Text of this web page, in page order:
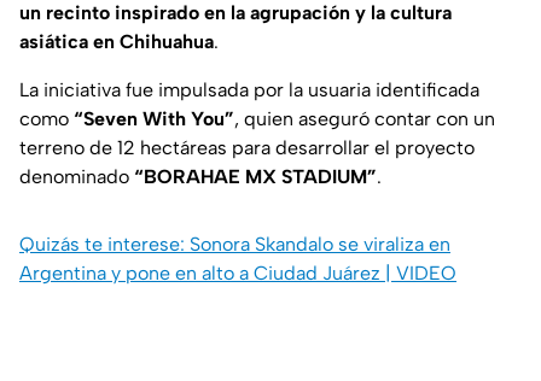
un recinto inspirado en la agrupación y la cultura
asiática en Chihuahua.
La iniciativa fue impulsada por la usuaria identificada
como “Seven With You”, quien aseguró contar con un
terreno de 12 hectáreas para desarrollar el proyecto
denominado “BORAHAE MX STADIUM”.
Quizás te interese: Sonora Skandalo se viraliza en
Argentina y pone en alto a Ciudad Juárez | VIDEO